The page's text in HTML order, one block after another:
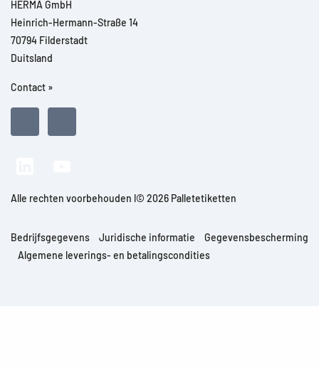
HERMA GmbH
Heinrich-Hermann-Straße 14
70794 Filderstadt
Duitsland
Contact »
Alle rechten voorbehouden l© 2026 Palletetiketten
Bedrijfsgegevens Juridische informatie
Gegevensbescherming
Algemene leverings- en betalingscondities